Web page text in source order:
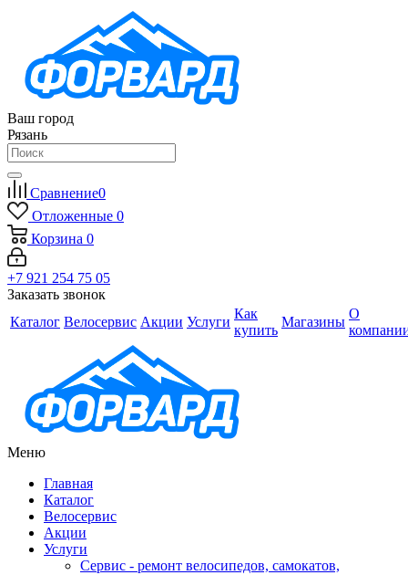
Ваш город
Рязань
Сравнение0
Отложенные 0
Корзина 0
+7 921 254 75 05
Заказать звонок
Каталог Велосервис Акции Услуги
Как
купить
Магазины
О
Меню
Главная
Каталог
Велосервис
Акции
Услуги
Сервис - ремонт велосипедов, самокатов,